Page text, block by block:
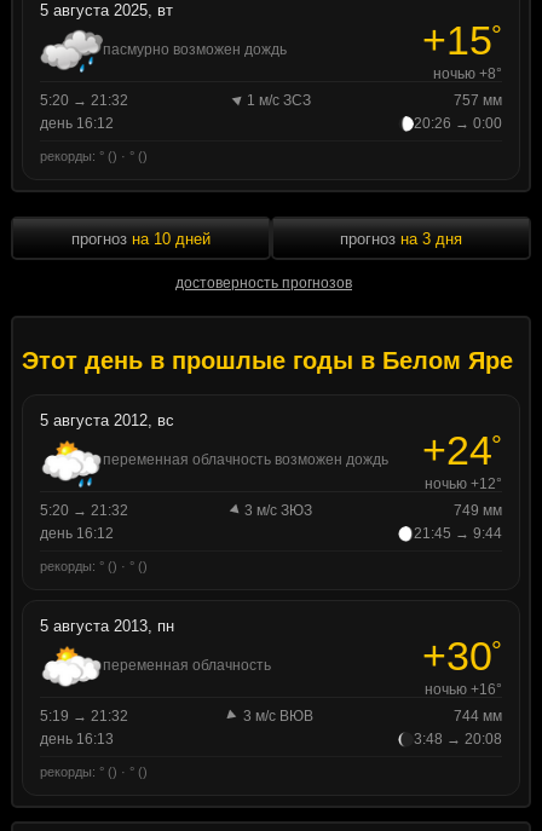
5 августа 2025, вт
пасмурно возможен дождь +15°
ночью +8°
5:20 → 21:32
1 м/с ЗСЗ
757 мм
день 16:12
20:26 → 0:00
рекорды: ° () · ° ()
прогноз на 10 дней
достоверность прогнозов
прогноз на 3 дня
Этот день в прошлые годы в Белом Яре
5 августа 2012, вс
переменная облачность возможен дождь +24°
ночью +12°
5:20 → 21:32
3 м/с ЗЮЗ
749 мм
день 16:12
21:45 → 9:44
рекорды: ° () · ° ()
5 августа 2013, пн
переменная облачность +30°
ночью +16°
5:19 → 21:32
3 м/с ВЮВ
744 мм
день 16:13
3:48 → 20:08
рекорды: ° () · ° ()